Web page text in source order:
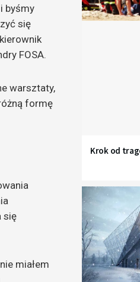
byśmy
się
FOSA.
warsztaty,
formę
się
miałem
Krok od